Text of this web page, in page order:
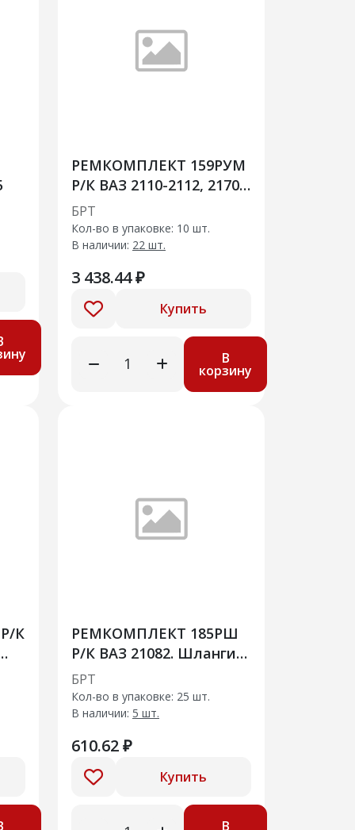
РЕМКОМПЛЕКТ 159РУМ
Р/К ВАЗ 2110-2112, 2170.
Ремень ГРМ 16 клап-ый
с натяж роликом 10 шт
БРТ
Кол-во в упаковке: 10 шт.
В наличии: 22 шт.
3 438.44 ₽
Купить
В
корзину
К
РЕМКОМПЛЕКТ 185РШ
Р/К ВАЗ 21082. Шланги
системы охлаждения
радиатора на
инжекторный
БРТ
Кол-во в упаковке: 25 шт.
В наличии: 5 шт.
610.62 ₽
Купить
В